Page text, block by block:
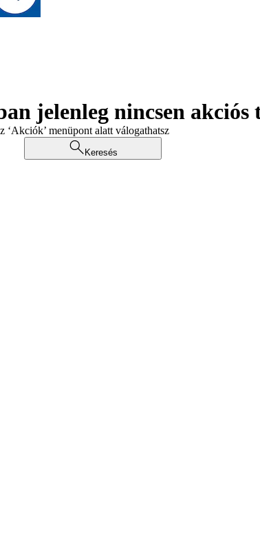
jelenleg nincsen akciós
‘Akciók’ menüpont alatt válogathatsz
Keresés